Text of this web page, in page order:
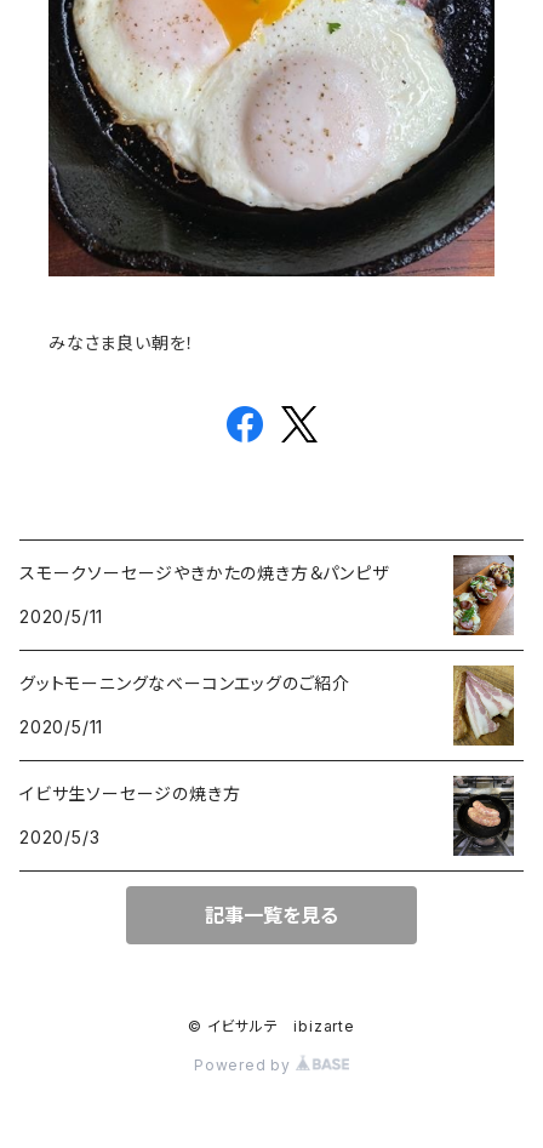
みなさま良い朝を！
スモークソーセージやきかたの焼き方＆パンピザ
2020/5/11
グットモーニングなベーコンエッグのご紹介
2020/5/11
イビサ生ソーセージの焼き方
2020/5/3
記事一覧を見る
© イビサルテ ibizarte
Powered by